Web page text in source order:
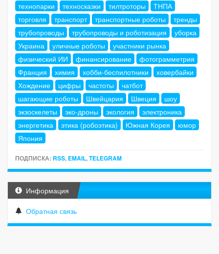
технопарки
техносказки тилтроторы
ТНПА
торговля
транспорт транспортные роботы
тренды
трубопроводы
трубопроводы и роботизация
уборка
Украина
уличные роботы
участники рынка
физический ИИ
финансирование
фотограмметрия
Франция
химия хобби-беспилотники
ховербайки
Хождение
цифры частоты
чатбот
шагающие роботы
Швейцария Швеция
шоу
экзоскелеты
эко-дроны экология
электроника
энергетика
этика (робоэтика) Южная Корея
юмор
Япония
ПОДПИСКА: RSS, EMAIL,TELEGRAM
Информация
Обратная связь